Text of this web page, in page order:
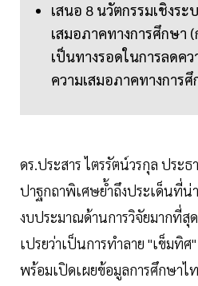
เสนอ 8 นวัตกรรมเชิงร
เสมอภาคทางการศึกษา
เป็นทางรอดในการลดค
ความเสมอภาคทางการ
ดร.ประสาร ไตรรัตน์วรกุล ประ
ปาฐกถาพิเศษย้ำถึงประเด็นที่น่
งบประมาณด้านการวิจัยมากที่สุ
เปรยว่าเป็นการทำลาย "เข็มทิ
พร้อมเปิดเผยข้อมูลการศึกษาไ